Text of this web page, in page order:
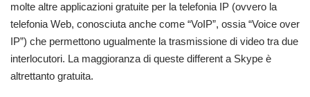
molte altre applicazioni gratuite per la telefonia IP (ovvero la
telefonia Web, conosciuta anche come “VoIP”, ossia “Voice over
IP”) che permettono ugualmente la trasmissione di video tra due
interlocutori. La maggioranza di queste different a Skype è
altrettanto gratuita.